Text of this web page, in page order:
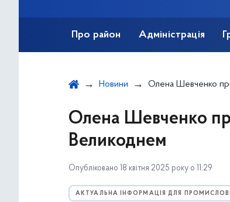
Про район Адміністрація
Новини Олена Шевченко привітала
Олена Шевченко
Великоднем
Опубліковано 18 квітня 2025 року о 11:29
АКТУАЛЬНА ІНФОРМАЦІЯ ДЛЯ